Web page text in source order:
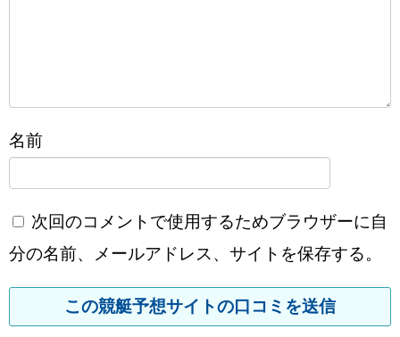
名前
次回のコメントで使用するためブラウザーに自
分の名前、メールアドレス、サイトを保存する。